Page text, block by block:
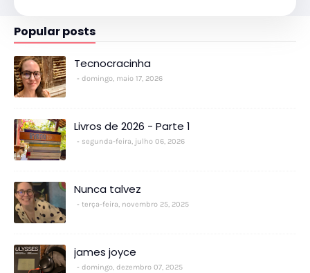
Popular posts
Tecnocracinha
domingo, maio 17, 2026
Livros de 2026 - Parte 1
segunda-feira, julho 06, 2026
Nunca talvez
terça-feira, novembro 25, 2025
james joyce
domingo, dezembro 07, 2025